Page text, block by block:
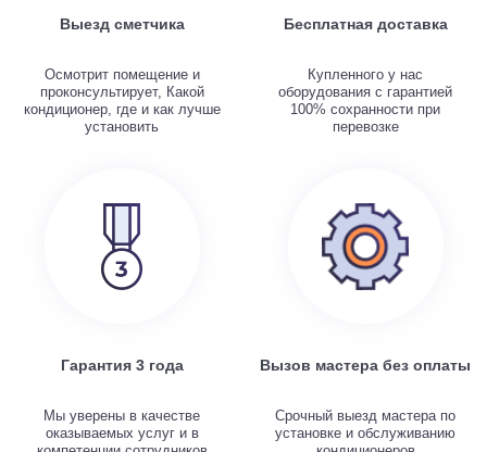
Выезд сметчика
Осмотрит помещение и
проконсультирует, Какой
кондиционер, где и как лучше
установить
Бесплатная доставка
Купленного у нас
оборудования с гарантией
100% сохранности при
перевозке
Гарантия 3 года
Мы уверены в качестве
оказываемых услуг и в
Вызов мастера без оплаты
Срочный выезд мастера по
установке и обслуживанию